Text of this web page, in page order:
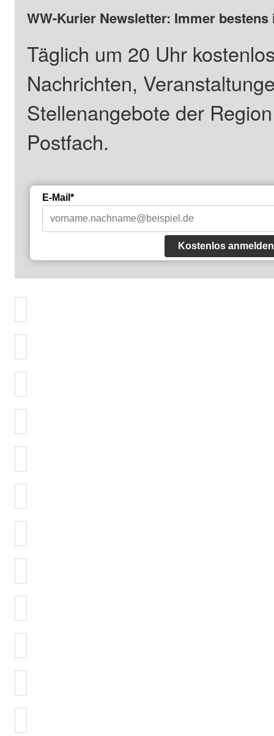
WW-Kurier Newsletter: Immer
Täglich um 20 Uhr
Nachrichten,
Stellenangebote der
Postfach.
E-Mail*
Kostenlos anmelden